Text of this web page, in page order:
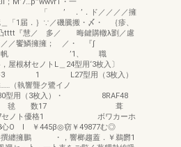
’ ．’．ド／／／／擁
「1届．｝∵／磯騰搬・〆・ ｛疹、
tttt『慧／ 多／ 晦鍵購轍λ劉／慮
／／饗鱗擁擁； ／・ 『∫
帆 ’1、 職
根材セノトL＿24型用‘3枚入〕
β磐3 1 L27型用（3枚入）
響聾ク鷺イノ
3枚入）・ 8RAF48
丁3橿 毬 数17 葺
優格1 ボワカーホ
8心O l ￥445β◎窃￥49877む◎
纏擁鵬 ・，響榔趨蓋．￥鵜欝1